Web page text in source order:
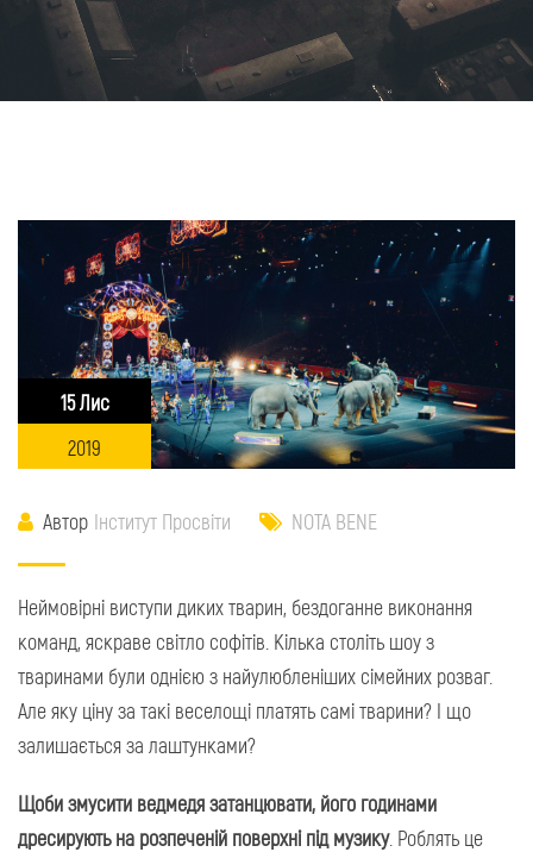
15 Лис
2019
Автор Інститут Просвіти NOTA BENE
Неймовірні виступи диких тварин, бездоганне виконання
команд, яскраве світло софітів. Кілька століть шоу з
тваринами були однією з найулюбленіших сімейних розваг.
Але яку ціну за такі веселощі платять самі тварини? І що
залишається за лаштунками?
Щоби змусити ведмедя затанцювати, його годинами
дресирують на розпеченій поверхні під музику. Роблять це